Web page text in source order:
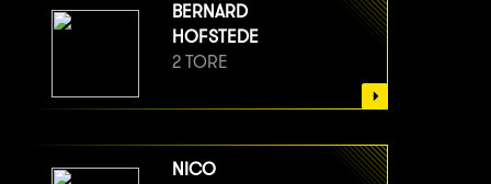
BERNARD
HOFSTEDE
2 TORE
NICO